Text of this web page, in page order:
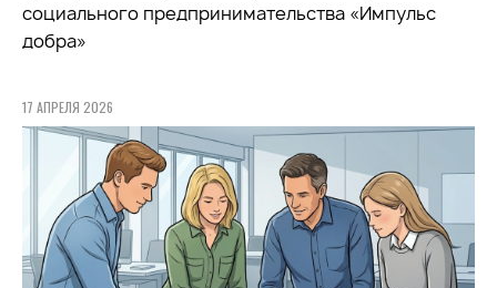
социального предпринимательства «Импульс
добра»
17 АПРЕЛЯ 2026